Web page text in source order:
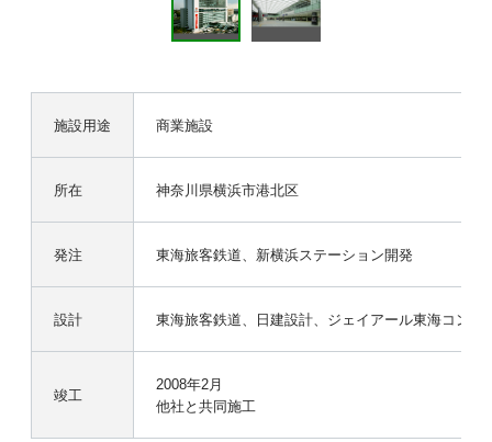
施設用途 商業施設
所在 神奈川県横浜市港北区
発注 東海旅客鉄道、新横浜ステーション開発
設計 東海旅客鉄道、日建設計、ジェイアール東海コンサ
竣工
2008年2月
他社と共同施工